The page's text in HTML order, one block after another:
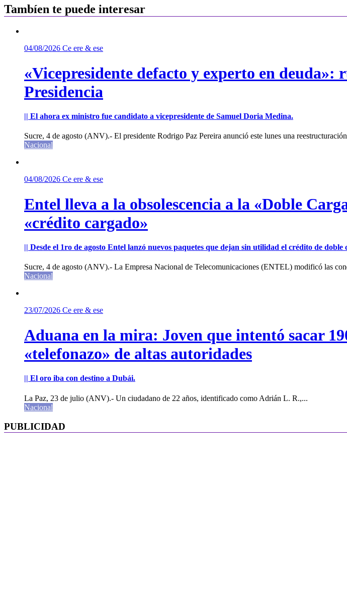
entradas
Tambíen te puede interesar
04/08/2026 Ce ere & ese
«Vicepresidente defacto y experto en
Presidencia
|| El ahora ex ministro fue candidato a vicepresidente de Samuel Doria Medina.
Sucre, 4 de agosto (ANV).- El presidente Rodrigo Paz Pereira anunció este lunes una
Nacional
04/08/2026 Ce ere & ese
Entel lleva a la obsolescencia a la «Doble
«crédito cargado»
|| Desde el 1ro de agosto Entel lanzó nuevos paquetes que dejan sin utilidad el crédito de doble
Sucre, 4 de agosto (ANV).- La Empresa Nacional de Telecomunicaciones (ENTEL) modificó las
Nacional
23/07/2026 Ce ere & ese
Aduana en la mira: Joven que intentó sacar
«telefonazo» de altas autoridades
|| El oro iba con destino a Dubái.
La Paz, 23 de julio (ANV).- Un ciudadano de 22 años, identificado como Adrián L. R.,...
Nacional
PUBLICIDAD